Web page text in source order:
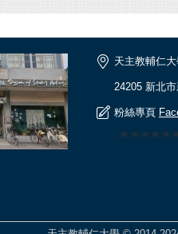
天主教輔仁
24205 新北
粉絲專頁